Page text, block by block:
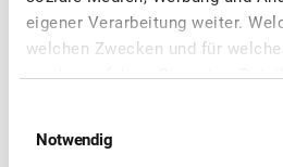
eigener Verarbeitung weiter.
welchen Zwecken und für
werden, erfahren Sie unter
dem jeweiligen Zweck verfolgt
bitte unserer
Notwendig
Management Board